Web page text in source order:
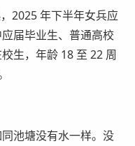
2025 年下半年女兵应
届毕业生、普通高校
生，年龄 18 至 22 周
池塘没有水一样。没